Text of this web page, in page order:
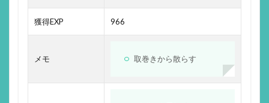
獲得EXP 966
メモ 取巻きから散らす